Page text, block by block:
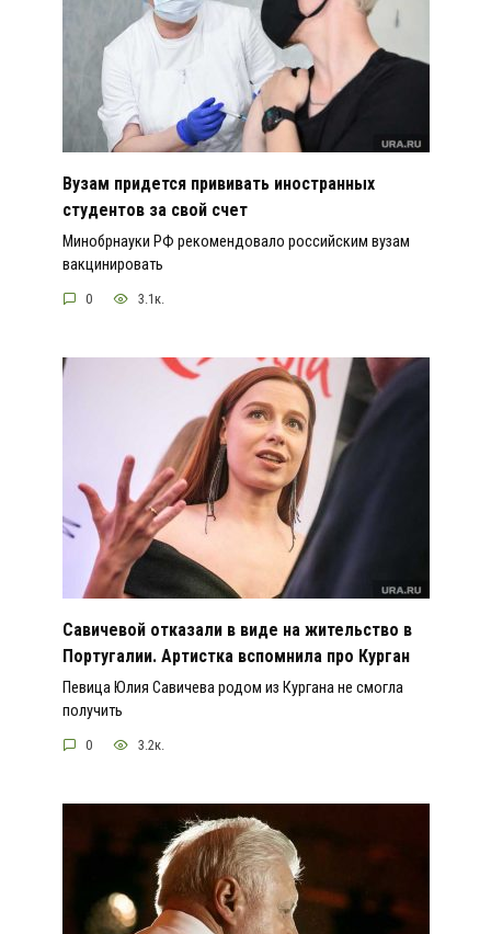
Вузам придется прививать иностранных
студентов за свой счет
Минобрнауки РФ рекомендовало российским вузам
вакцинировать
0 3.1к.
Савичевой отказали в виде на жительство в
Португалии. Артистка вспомнила про Курган
Певица Юлия Савичева родом из Кургана не смогла
получить
0 3.2к.